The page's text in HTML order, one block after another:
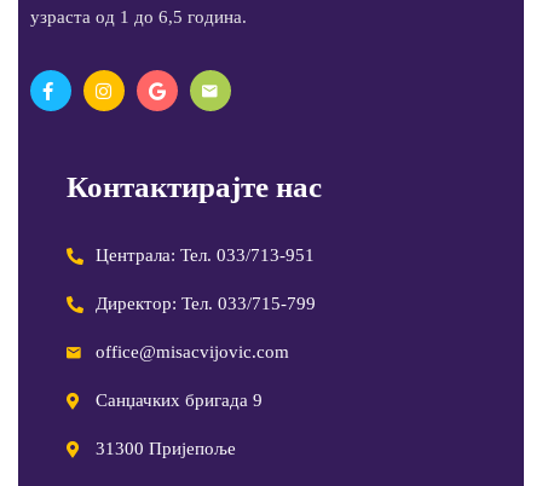
узраста од 1 до 6,5 година.
Контактирајте нас
Централа: Тел. 033/713-951
Директор: Тел. 033/715-799
office@misacvijovic.com
Санџачких бригада 9
31300 Пријепоље